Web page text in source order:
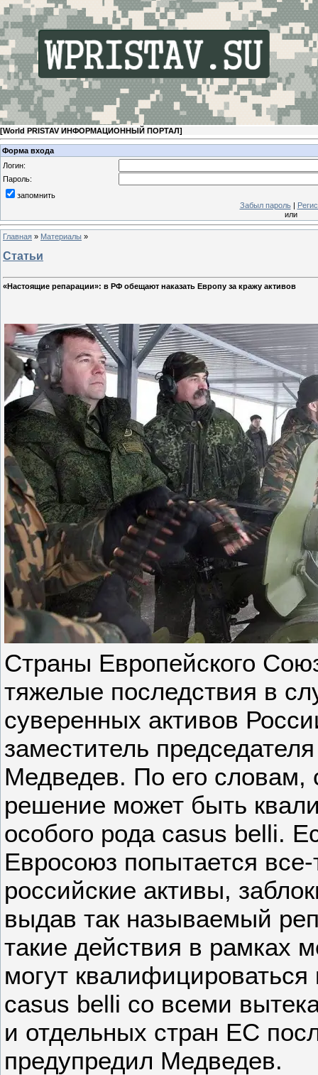
[World PRISTAV ИНФОРМАЦИОННЫЙ ПОРТАЛ]
Форма входа
Логин:
Пароль:
запомнить
Забыл пароль|
или
Главная » Материалы »
Статьи
«Настоящие репарации»: в РФ обещают наказать Европу за кражу активов
Страны Европейского
тяжелые последствия в
суверенных активов
заместитель
Медведев. По его словам,
решение может быть
особого рода casus belli.
Евросоюз попытается все-
российские активы,
выдав так называемый
такие действия в рамках
могут квалифицироваться
casus belli со всеми
и отдельных стран ЕС
предупредил Медведев.